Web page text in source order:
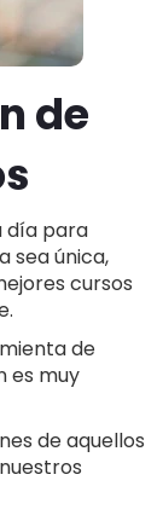
de
día para
sea única,
cursos
de
es muy
de aquellos